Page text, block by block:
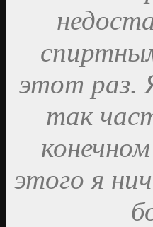
этот раз.
так
этого я